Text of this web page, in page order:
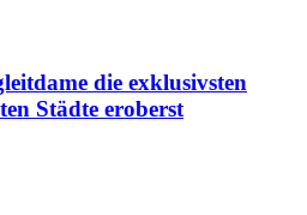
die exklusivsten
Städte eroberst